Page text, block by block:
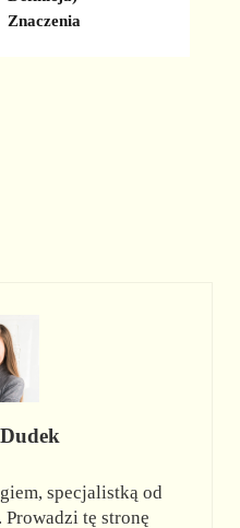
Znaczenia
specjalistką od
tę stronę